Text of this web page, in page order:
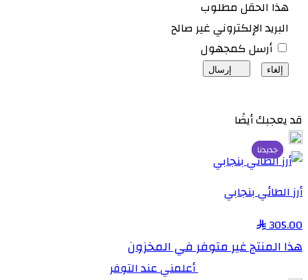
هذا الحقل مطلوب
البريد الإلكتروني غير صالح
أرسل كمجهول
إلغاء إرسال
قد يعجبك أيضًا
أرز الطائي بنجابي
305.00
هذا المنتج غير متوفر في المخزون
أعلمني عند التوفر
جديدنا
جديدنا